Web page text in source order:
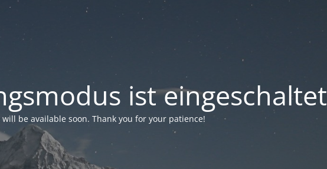
ist eingeschaltet
will be available soon. Thank you for your patience!